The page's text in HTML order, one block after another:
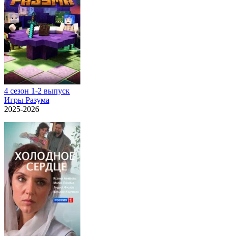
4 сезон 1-2 выпуск
Игры Разума
2025-2026